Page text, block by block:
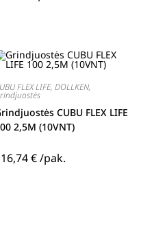
FLEX LIFE, DOLLKEN,
CUBU FLEX LIFE
2,5M (10VNT)
€/pak.